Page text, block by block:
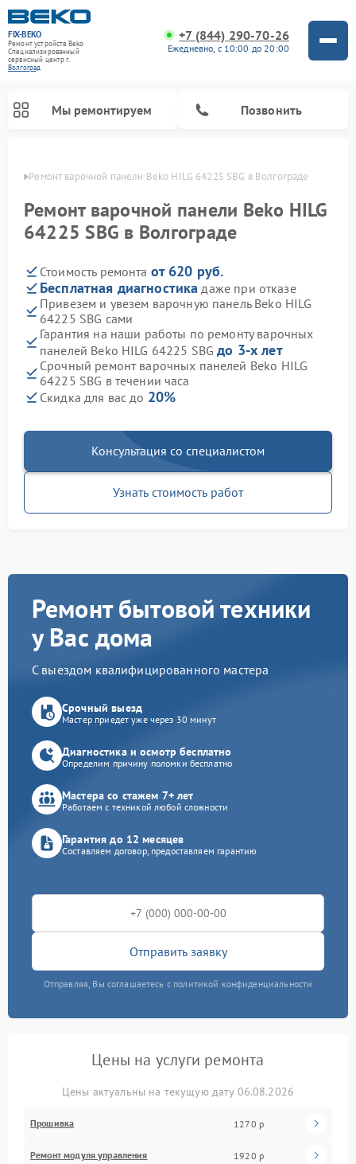
FIX-BEKO
Ремонт устройств Beko
Специализированный
cервисный центр г.
Волгоград
+7 (844) 290-70-26
Ежедневно, с 10:00 до 20:00
Мы ремонтируем Позвонить
Ремонт варочной панели Beko HILG 64225 SBG в Волгограде
Ремонт варочной панели Beko HILG
64225 SBG в Волгограде
Стоимость ремонта от 620 руб.
Бесплатная диагностика даже при отказе
Привезем и увезем варочную панель Beko HILG
64225 SBG сами
Гарантия на наши работы по ремонту варочных
панелей Beko HILG 64225 SBGдо 3-х лет
Срочный ремонт варочных панелей Beko HILG
64225 SBG в течении часа
Скидка для вас до 20%
Консультация со специалистом
Узнать стоимость работ
Ремонт бытовой техники
у Вас дома
С выездом квалифицированного мастера
Срочный выезд
Мастер приедет уже через 30 минут
Диагностика и осмотр бесплатно
Определим причину поломки бесплатно
Мастера со стажем 7+ лет
Работаем с техникой любой сложности
Гарантия до 12 месяцев
Составляем договор, предоставляем гарантию
Отправить заявку
Отправляя, Вы соглашаетесь с политикой конфиденциальности
Цены на услуги ремонта
Цены актуальны на текущую дату 06.08.2026
Прошивка 1270 р
Ремонт модуля управления 1920 р